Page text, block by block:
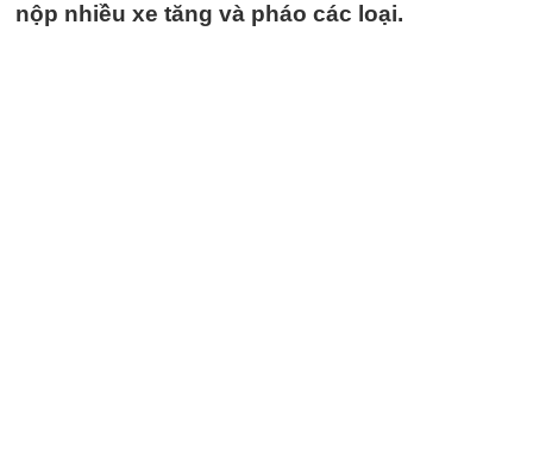
nộp nhiều xe tăng và pháo các loại.